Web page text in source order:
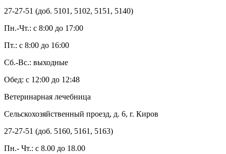
27-27-51 (доб. 5101, 5102, 5151, 5140)
Пн.-Чт.: с 8:00 до 17:00
Пт.: с 8:00 до 16:00
Сб.-Вс.: выходные
Обед: с 12:00 до 12:48
Ветеринарная лечебница
Сельскохозяйственный проезд, д. 6, г. Киров
27-27-51 (доб. 5160, 5161, 5163)
Пн.- Чт.: с 8.00 до 18.00